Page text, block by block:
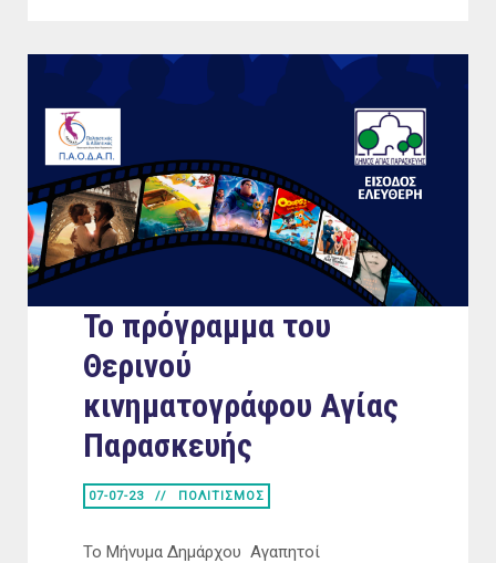
Το πρόγραμμα του
Θερινού
κινηματογράφου Αγίας
Παρασκευής
07-07-23 ΠΟΛΙΤΙΣΜΟΣ
Το Μήνυμα Δημάρχου Αγαπητοί